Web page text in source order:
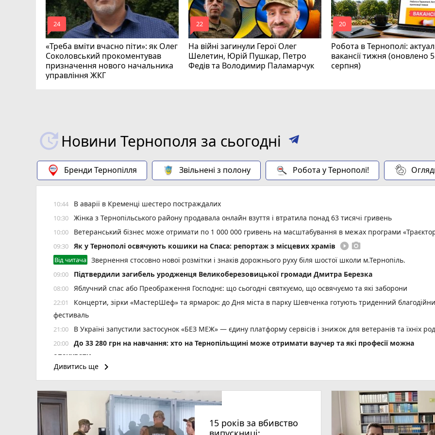
«Треба вміти вчасно піти»: як Олег
Соколовський прокоментував
призначення нового начальника
управління ЖКГ
mode_comment
24
На війні загинули Герої Олег
Шелетин, Юрій Пушкар, Петро
Федів та Володимир Паламарчук
mode_comment
22
Робота в Тернополі:
вакансії тижня (оновлено 5
серпня)
mode_comment
20
Новини Тернополя за сьогодні
Бренди Тернопілля Звільнені з полону Робота у Тернополі!
10:44 В аварії в Кременці шестеро постраждалих
10:30 Жінка з Тернопільського району продавала онлайн взуття і втратила понад 63 тисячі гривень
10:00 Ветеранський бізнес може отримати по 1 000 000 гривень на масштабування в межах програми
09:30 Як у Тернополі освячують кошики на Спаса: репортаж з місцевих храмів play_circle_filled photo_camera
Від читача Звернення стосовно нової розмітки і знаків дорожнього руху біля шостої школи м.Тернопіль.
09:00 Підтвердили загибель уродженця Великоберезовицької громади Дмитра Березка
08:00 Яблучний спас або Преображення Господнє: що сьогодні святкуємо, що освячуємо та які заборони
22:01
Концерти, зірки «МастерШеф» та ярмарок: до Дня міста в парку Шевченка готують триденний
фестиваль
21:00 В Україні запустили застосунок «БЕЗ МЕЖ» — єдину платформу сервісів і знижок для ветеранів та їхніх
20:00
До 33 280 грн на навчання: хто на Тернопільщині може отримати ваучер та які професії можна
опанувати
19:05 Ламали ребра, катували і вимагали гроші: чому справа Борщівського ТЦК зависла в суді
17:42 Чоловіки за кордоном не зможуть звертатись у консульства без військово-облікових документів
17:07 15 років за вбивство випускниці: апеляційний суд залишив вирок Василю Гнатюку без змін
17:05 «Контінентал» розпочав посівну кампанію озимих під урожай 2027 року (новини компаній)
Дивитись ще keyboard_arrow_right
15 років за вбивство